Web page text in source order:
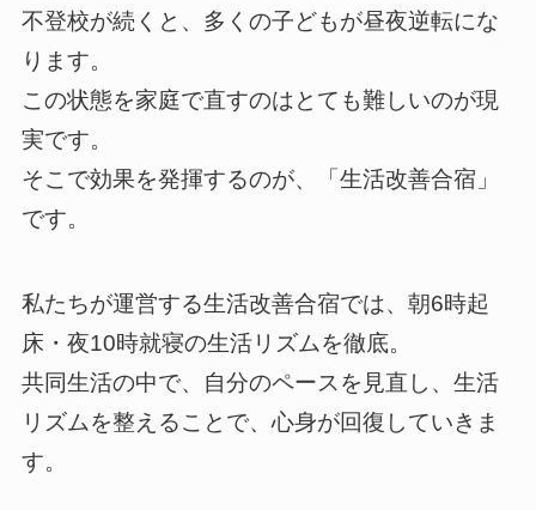
不登校が続くと、多くの子どもが昼夜逆転にな
ります。
この状態を家庭で直すのはとても難しいのが現
実です。
そこで効果を発揮するのが、「生活改善合宿」
です。
私たちが運営する生活改善合宿では、朝6時起
床・夜10時就寝の生活リズムを徹底。
共同生活の中で、自分のペースを見直し、生活
リズムを整えることで、心身が回復していきま
す。